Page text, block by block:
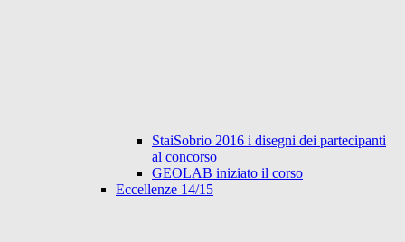
StaiSobrio 2016 i disegni dei partecipanti
al concorso
GEOLAB iniziato il corso
Eccellenze 14/15